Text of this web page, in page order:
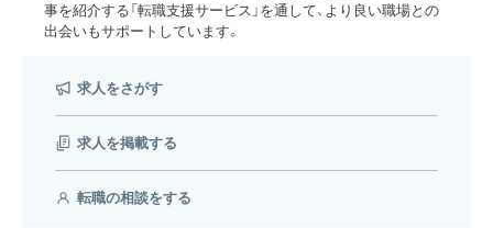
事を紹介する「転職支援サービス」を通して、より良い職場との
出会いもサポートしています。
求人をさがす
求人を掲載する
転職の相談をする